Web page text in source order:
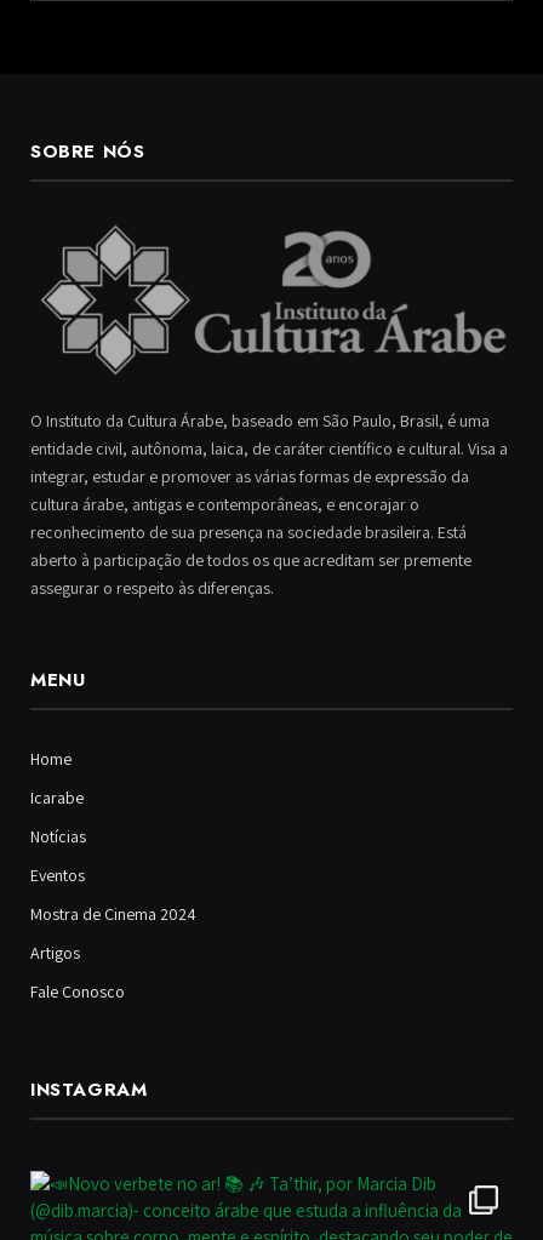
SOBRE NÓS
O Instituto da Cultura Árabe, baseado em São Paulo, Brasil, é uma
entidade civil, autônoma, laica, de caráter científico e cultural. Visa a
integrar, estudar e promover as várias formas de expressão da
cultura árabe, antigas e contemporâneas, e encorajar o
reconhecimento de sua presença na sociedade brasileira. Está
aberto à participação de todos os que acreditam ser premente
assegurar o respeito às diferenças.
MENU
Home
Icarabe
Notícias
Eventos
Mostra de Cinema 2024
Artigos
Fale Conosco
INSTAGRAM